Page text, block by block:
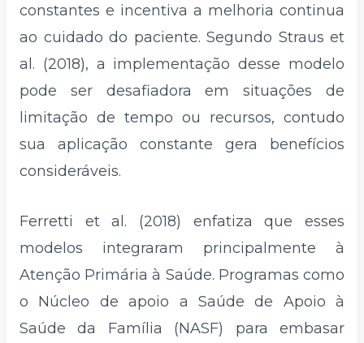
constantes e incentiva a melhoria continua
ao cuidado do paciente. Segundo Straus et
al. (2018), a implementação desse modelo
pode ser desafiadora em situações de
limitação de tempo ou recursos, contudo
sua aplicação constante gera benefícios
consideráveis.
Ferretti et al. (2018) enfatiza que esses
modelos integraram principalmente à
Atenção Primária à Saúde. Programas como
o Núcleo de apoio a Saúde de Apoio à
Saúde da Família (NASF) para embasar